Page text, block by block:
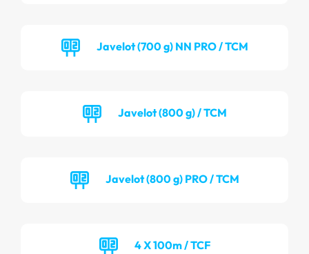
Javelot (700 g) NN PRO / TCM
Javelot (800 g) / TCM
Javelot (800 g) PRO / TCM
4 X 100m / TCF